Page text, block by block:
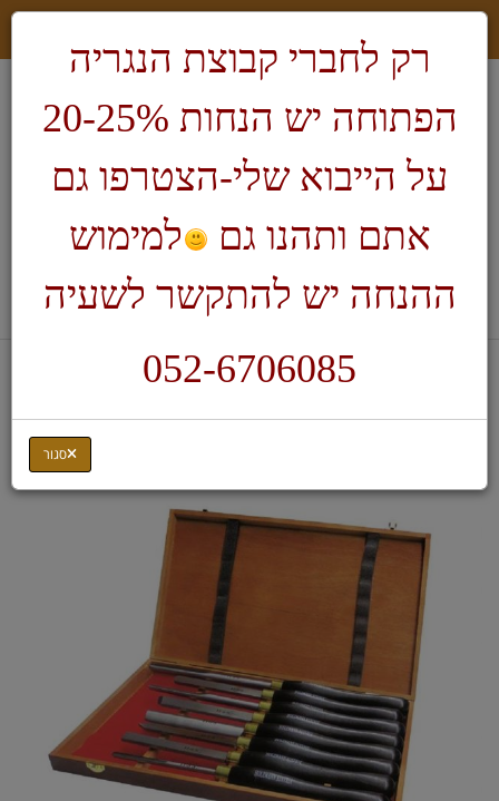
לעגלת הקניות
מחרטות ואביזרים
רק לחברי קבוצת הנגריה
הפתוחה יש הנחות 20-25%
על הייבוא שלי-הצטרפו גם
אתם ותהנו גם
למימוש
ההנחה יש להתקשר לשעיה
052-6706085
סגור